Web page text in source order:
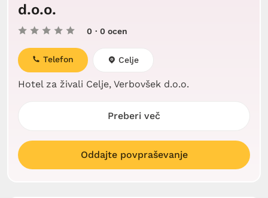
d.o.o.
0 · 0 ocen
Hotel za živali Celje, Verbovšek d.o.o.
Telefon Celje
Preberi več
Oddajte povpraševanje